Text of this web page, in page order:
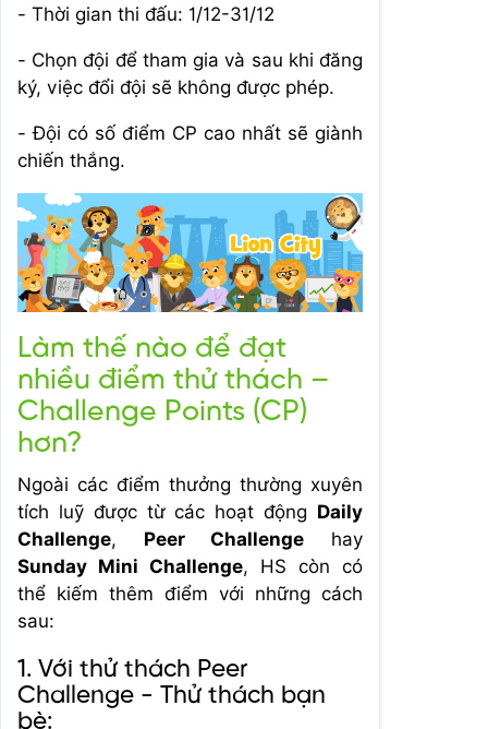
- Thời gian thi đấu: 1/12-31/12
- Chọn đội để tham gia và sau khi đăng
ký, việc đổi đội sẽ không được phép.
- Đội có số điểm CP cao nhất sẽ giành
chiến thắng.
Làm thế nào để đạt
nhiều điểm thử thách –
Challenge Points (CP)
hơn?
Ngoài các điểm thưởng thường xuyên
tích luỹ được từ các hoạt động Daily
Challenge, Peer Challenge hay
Sunday Mini Challenge, HS còn có
thể kiếm thêm điểm với những cách
sau:
1. Với thử thách Peer
Challenge - Thử thách bạn
bè: